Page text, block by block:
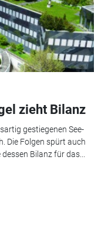
zieht Bilanz
gestiegenen See-
Die Folgen spürt auch
Bilanz für das...